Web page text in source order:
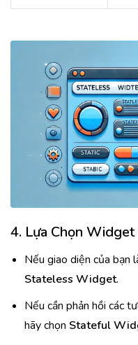
4. Lựa Chọn
Nếu giao diện của bạn
Stateless Widget.
Nếu cần phản hồi các
hãy chọn Stateful